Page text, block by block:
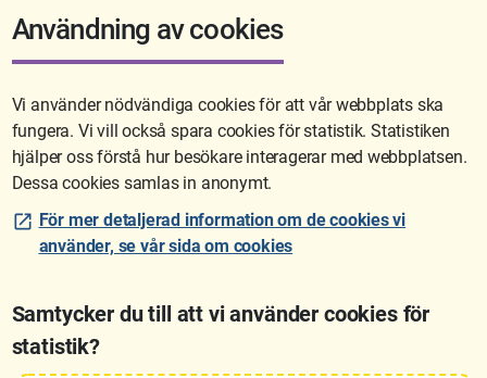
att avvecklas på sikt.
Sidan uppdaterades senast: 2026-06-10 12:58
Användning av cookies
Vi använder nödvändiga cookies för att vår webbplats ska
fungera. Vi vill också spara cookies för statistik. Statistiken
hjälper oss förstå hur besökare interagerar med webbplatsen.
Dessa cookies samlas in anonymt.
För mer detaljerad information om de cookies vi
använder, se vår sida om cookies
Samtycker du till att vi använder cookies för
statistik?
Lantmäteriet är den myndighet som kartlägger Sverige. Till våra